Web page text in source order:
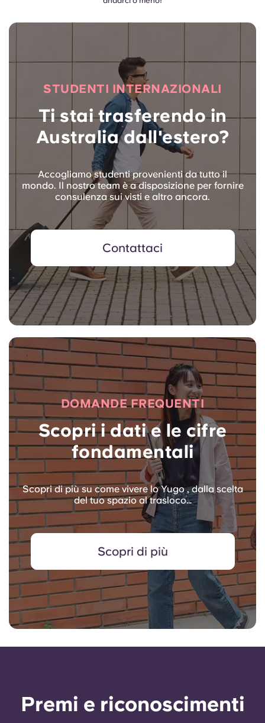
STUDENTI INTERNAZIONALI
Ti stai trasferendo in
Australia dall'estero?
Accogliamo studenti provenienti da tutto il
mondo. Il nostro team è a disposizione per fornire
consulenza sui visti e altro ancora.
Contattaci
DOMANDE FREQUENTI
Scopri i dati e le cifre
fondamentali
Scopri di più su come vivere lo Yugo , dalla scelta
del tuo spazio al trasloco…
Scopri di più
Premi e riconoscimenti